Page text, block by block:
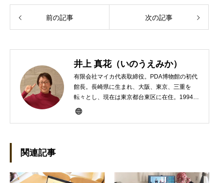
前の記事 次の記事
井上 真花（いのうえみか）
有限会社マイカ代表取締役。PDA博物館の初代
館長。長崎県に生まれ、大阪、東京、三重を
転々とし、現在は東京都台東区に在住。1994年
にHP100LXと出会ったのをきかっけに、フリ
制作。プライベートでは、井上円了哲学塾の第
関連記事